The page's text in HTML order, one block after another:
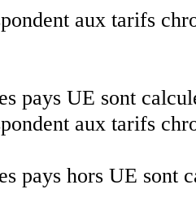
aux tarifs
pays UE sont
aux tarifs
pays hors UE sont